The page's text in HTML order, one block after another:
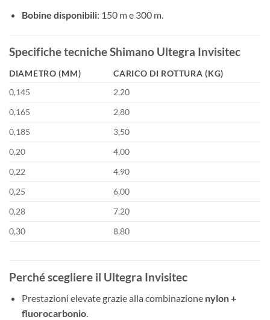
Bobine disponibili: 150 m e 300 m.
Specifiche tecniche Shimano Ultegra Invisitec
DIAMETRO (MM)
CARICO DI ROTTURA (KG)
0,145
2,20
0,165
2,80
0,185
3,50
0,20
4,00
0,22
4,90
0,25
6,00
0,28
7,20
0,30
8,80
Perché scegliere il Ultegra Invisitec
Prestazioni elevate grazie alla combinazione nylon +
fluorocarbonio.